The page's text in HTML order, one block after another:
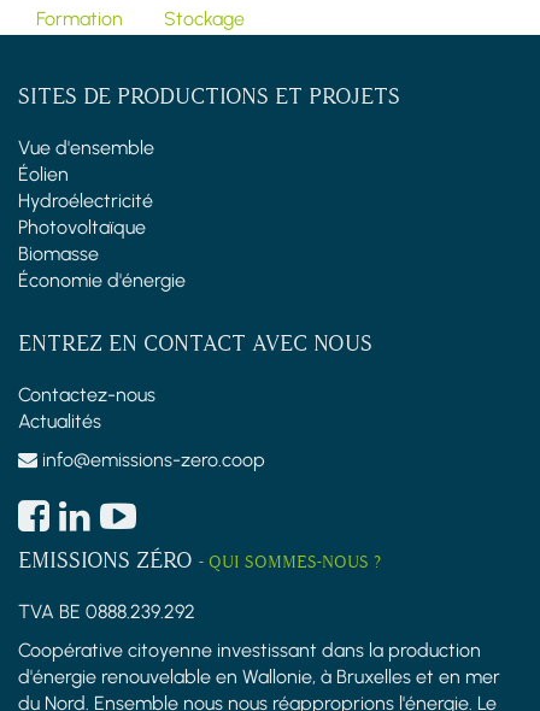
Formation
Stockage
SITES DE PRODUCTIONS ET PROJETS
Vue d'ensemble
Éolien
Hydroélectricité
Photovoltaïque
Biomasse
Économie d'énergie
ENTREZ EN CONTACT AVEC NOUS
Contactez-nous
Actualités
info@emissions-zero.coop
EMISSIONS ZÉRO - QUI SOMMES-NOUS ?
TVA BE 0888.239.292
Coopérative citoyenne investissant dans la production
d'énergie renouvelable en Wallonie, à Bruxelles et en mer
du Nord. Ensemble nous nous réapproprions l'énergie. Le